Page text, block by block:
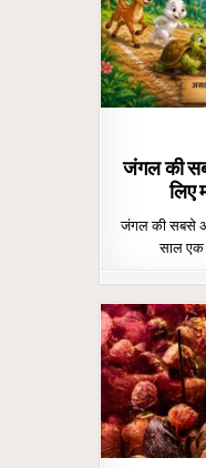
जंगल की
लिए
जंगल की सबसे
साल एक